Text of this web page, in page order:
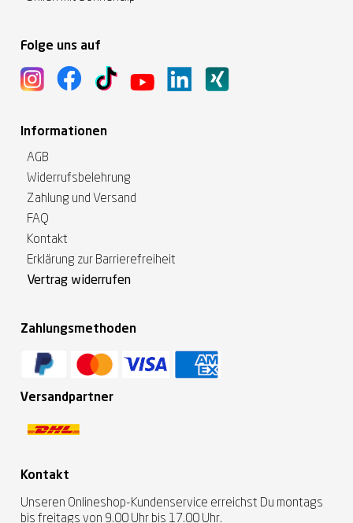
Folge uns auf
Informationen
AGB
Widerrufsbelehrung
Zahlung und Versand
FAQ
Kontakt
Erklärung zur Barrierefreiheit
Vertrag widerrufen
Zahlungsmethoden
Versandpartner
Kontakt
Unseren Onlineshop-Kundenservice erreichst Du montags
bis freitags von 9.00 Uhr bis 17.00 Uhr.